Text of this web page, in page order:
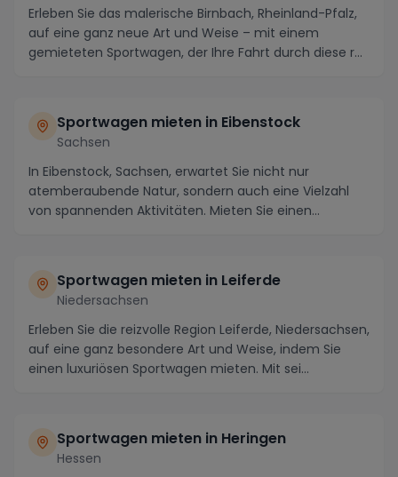
Erleben Sie das malerische Birnbach, Rheinland-Pfalz,
auf eine ganz neue Art und Weise – mit einem
gemieteten Sportwagen, der Ihre Fahrt durch diese r...
Sportwagen mieten in Eibenstock
Sachsen
In Eibenstock, Sachsen, erwartet Sie nicht nur
atemberaubende Natur, sondern auch eine Vielzahl
von spannenden Aktivitäten. Mieten Sie einen
Sportwagen mieten in Leiferde
Niedersachsen
Erleben Sie die reizvolle Region Leiferde, Niedersachsen,
auf eine ganz besondere Art und Weise, indem Sie
einen luxuriösen Sportwagen mieten. Mit sei...
Sportwagen mieten in Heringen
Hessen